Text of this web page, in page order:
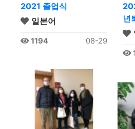
2021 졸업식
일본어
1194 08-29
년